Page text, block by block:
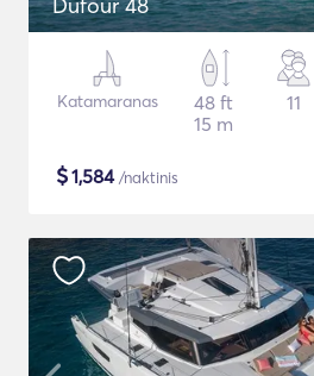
Katamaranas
48 ft
15 m
11
$1,584/naktinis